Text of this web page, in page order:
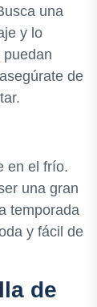
una
y lo
de
en el frío.
una gran
temporada
y fácil de
de